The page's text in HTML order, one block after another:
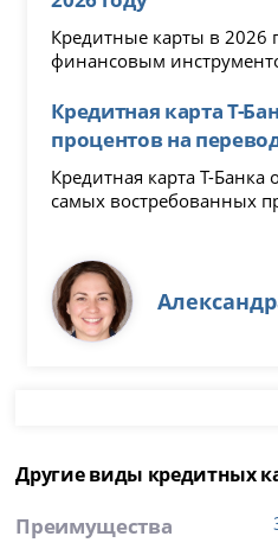
Кредитные карты в 2026
финансовым
Кредитная карта Т-
процентов на
Кредитная карта Т-Банка
самых востребованных
Другие виды кредитных
Преимущества